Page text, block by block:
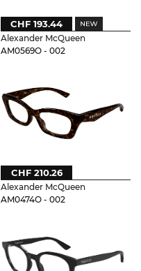
Alexander McQueen
AM0569O - 002
CHF 193.44
Alexander McQueen
AM0474O - 002
CHF 210.26